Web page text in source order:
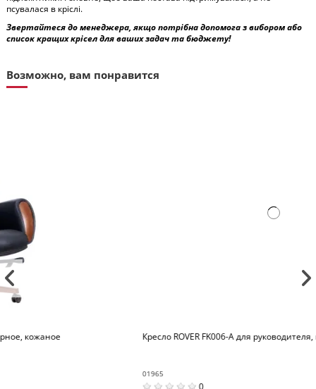
псувалася в кріслі.
Звертайтеся до менеджера, якщо потрібна допомога з вибором або
список кращих крісел для ваших задач та бюджету!
Возможно, вам понравится
Кресло ROVER FK006-A для руководителя, кожаное, черное